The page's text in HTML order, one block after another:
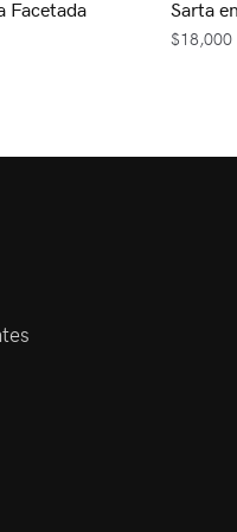
Facetada
Sarta
$18,000